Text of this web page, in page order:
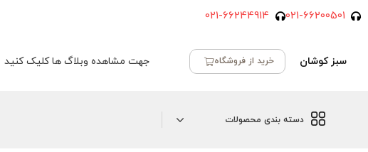
021-66200501
021-66244914
سبز کوشان خرید از فروشگاه جهت مشاهده وبلاگ ها کلیک کنید
دسته بندی محصولات